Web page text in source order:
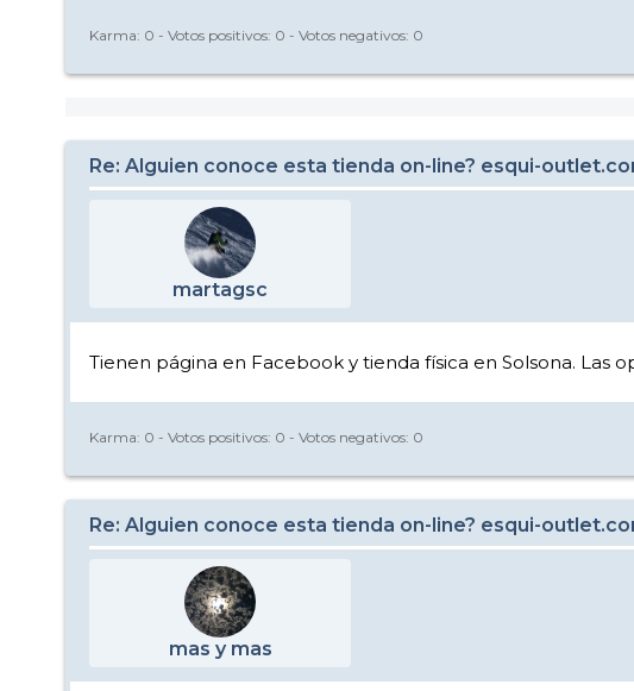
Karma: 0 - Votos positivos: 0 - Votos negativos: 0
Re: Alguien conoce esta tienda on-line? esqui-
martagsc
Tienen página en Facebook y tienda física en Solsona.
Karma: 0 - Votos positivos: 0 - Votos negativos: 0
Re: Alguien conoce esta tienda on-line? esqui-
mas y mas